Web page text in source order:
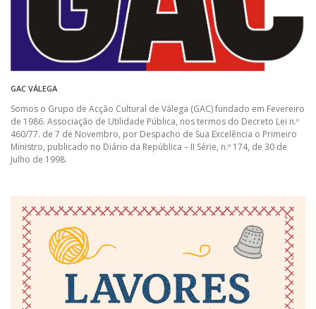
GAC VÁLEGA
Somos o Grupo de Acção Cultural de Válega (GAC) fundado em Fevereiro
de 1986. Associação de Utilidade Pública, nos termos do Decreto Lei n.º
460/77. de 7 de Novembro, por Despacho de Sua Excelência o Primeiro
Ministro, publicado no Diário da República – II Série, n.º 174, de 30 de
Julho de 1998.